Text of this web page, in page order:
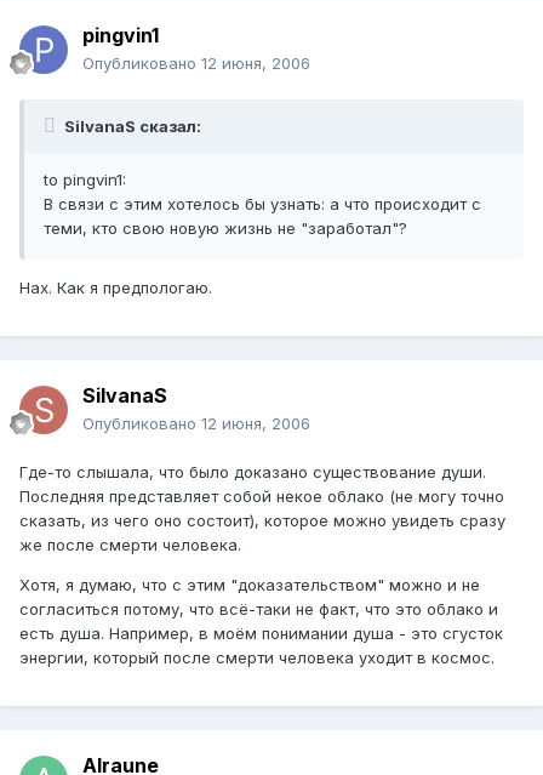
pingvin1
Опубликовано 12 июня, 2006
SilvanaS сказал:
to pingvin1:
В связи с этим хотелось бы узнать: а что происходит с
теми, кто свою новую жизнь не "заработал"?
Нах. Как я предпологаю.
SilvanaS
Опубликовано 12 июня, 2006
Где-то слышала, что было доказано существование души.
Последняя представляет собой некое облако (не могу точно
сказать, из чего оно состоит), которое можно увидеть сразу
же после смерти человека.
Хотя, я думаю, что с этим "доказательством" можно и не
согласиться потому, что всё-таки не факт, что это облако и
есть душа. Например, в моём понимании душа - это сгусток
энергии, который после смерти человека уходит в космос.
Alraune